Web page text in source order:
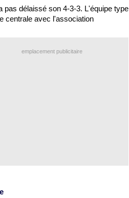
pas délaissé son 4-3-3. L'équipe type
centrale avec l'association
emplacement publicitaire